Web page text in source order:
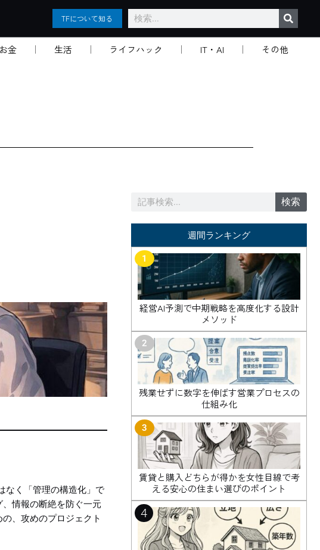
TFについて知る
検
索
金 生活 ライフハック IT・AI
その他
なく「管理の構造化」で
情報の断絶を防ぐ一元
、攻めのプロジェクト
検
検索
週間ランキング
1
経営AI予測で中期戦略を高度化する設計
メソッド
2
残業せずに数字を伸ばす営業プロセスの
仕組み化
3
賃貸と購入どちらが得かを女性目線で考
える安心の住まい選びのポイント
4